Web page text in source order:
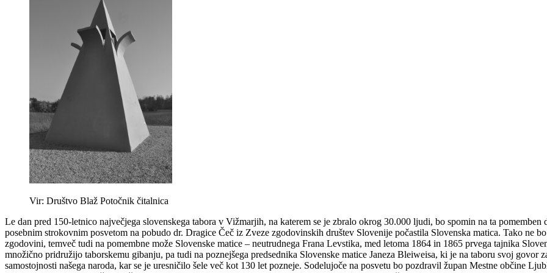
Vir: Društvo Blaž Potočnik čitalnica
Le dan pred 150-letnico največjega slovenskega tabora v Vižmarjih, na katerem se je zbralo okrog 30.000 ljudi, bo spomin na ta
posebnim strokovnim posvetom na pobudo dr. Dragice Čeč iz Zveze zgodovinskih društev Slovenije počastila Slovenska matica. Tako ne
zgodovini, temveč tudi na pomembne može Slovenske matice – neutrudnega Frana Levstika, med letoma 1864 in 1865 prvega tajnika
množično pridružijo taborskemu gibanju, pa tudi na poznejšega predsednika Slovenske matice Janeza Bleiweisa, ki je na taboru svoj
samostojnosti našega naroda, kar se je uresničilo šele več kot 130 let pozneje. Sodelujoče na posvetu bo pozdravil župan Mestne občine